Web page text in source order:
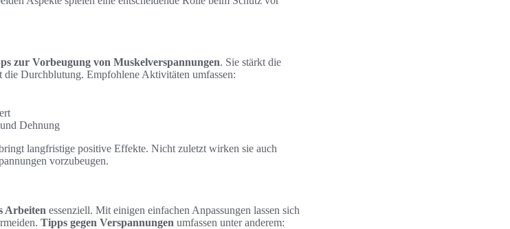
zur Vorbeugung von Muskelverspannungen. Sie stärkt die
Durchblutung. Empfohlene Aktivitäten umfassen:
Dehnung
langfristige positive Effekte. Nicht zuletzt wirken sie auch
vorzubeugen.
Arbeiten essenziell. Mit einigen einfachen Anpassungen lassen sich
Tipps gegen Verspannungen umfassen unter anderem: